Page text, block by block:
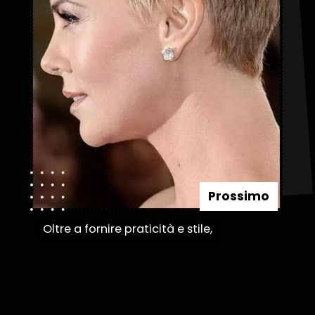
Oltre a fornire praticità e stile,
Oltre a fornire praticità e stile,
Prossimo